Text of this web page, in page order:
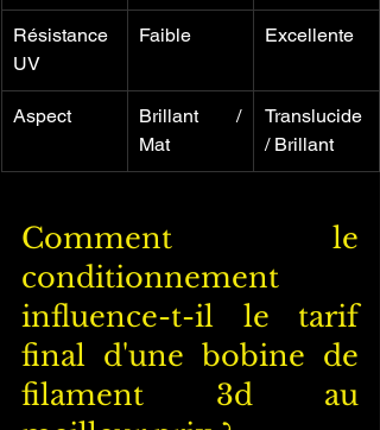
Résistance
UV
Faible Excellente
Aspect
Brillant /
Mat
Translucide
/ Brillant
Comment le
conditionnement
influence-t-il le tarif
final d'une bobine de
filament 3d au